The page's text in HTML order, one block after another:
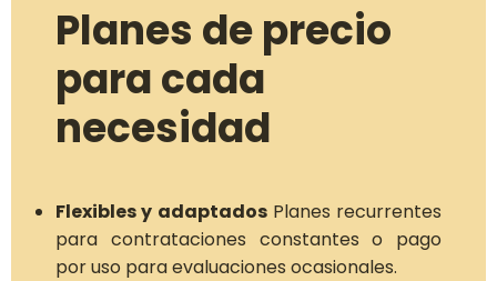
Planes de precio
para cada
necesidad
Flexibles y adaptadosPlanes recurrentes
para contrataciones constantes o pago
por uso para evaluaciones ocasionales.